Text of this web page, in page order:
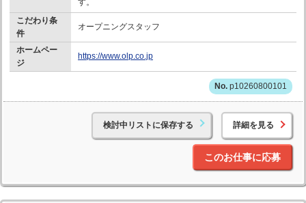
こだわり条
件
オープニングスタッフ
ホームペー
ジ
https://www.olp.co.jp
p10260800101
検討中リストに保存する 詳細を見る
このお仕事に応募